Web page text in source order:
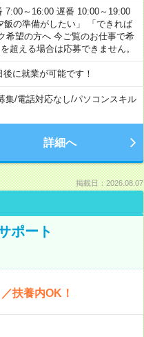
7:00～16:00 遅番 10:00～19:00
の準備がしたい」 「できれば
希望の方へ 今ご覧のお仕事で希
超える場合は応募できません。
に就業が可能です！
集/電話対応なし/パソコンスキル
詳細へ
掲載日：2026.08.07
ポート
扶養内OK！